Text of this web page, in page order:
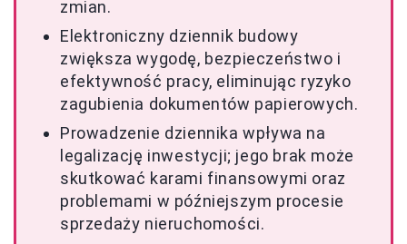
zmian.
Elektroniczny dziennik budowy
zwiększa wygodę, bezpieczeństwo i
efektywność pracy, eliminując ryzyko
zagubienia dokumentów papierowych.
Prowadzenie dziennika wpływa na
legalizację inwestycji; jego brak może
skutkować karami finansowymi oraz
problemami w późniejszym procesie
sprzedaży nieruchomości.